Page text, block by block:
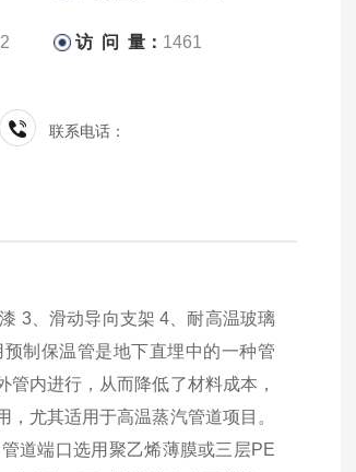
访 问 量： 1461
联系电话：
3、滑动导向支架 4、耐高温玻璃
制保温管是地下直埋中的一种管
内进行，从而降低了材料成本，
尤其适用于高温蒸汽管道项目。
道端口选用聚乙烯薄膜或三层PE